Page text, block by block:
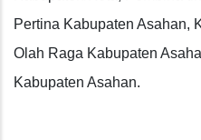
Pertina Kabupaten Asahan,
Olah Raga Kabupaten
Kabupaten Asahan.